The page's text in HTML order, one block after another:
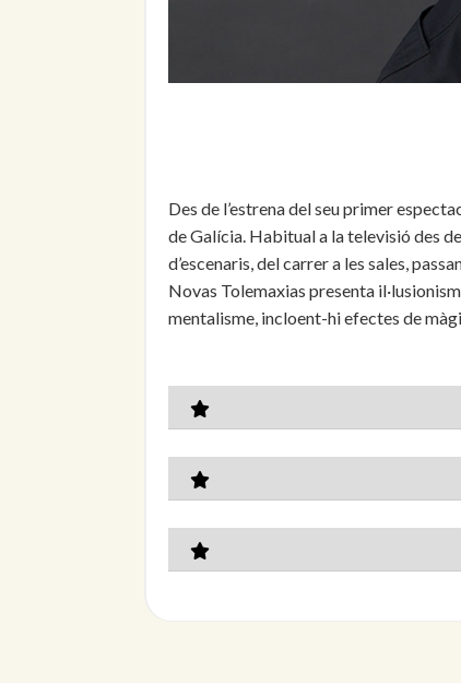
Des de l’estrena del seu primer
de Galícia. Habitual a la televisió des
d’escenaris, del carrer a les sales,
Novas Tolemaxias presenta
mentalisme, incloent-hi efectes de